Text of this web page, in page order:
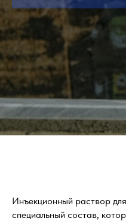
Инъекционный раствор
специальный состав,